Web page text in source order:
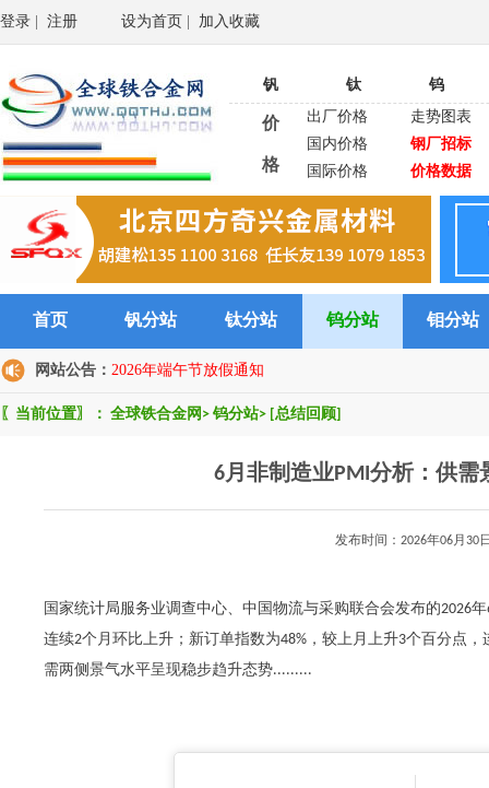
登录 注册 设为首页 加入收藏
钒 钛 钨
价
格
出厂价格
走势图表
国内价格
钢厂招标
国际价格
价格数据
首页 钒分站 钛分站 钨分站 钼分站
网站公告： 2026年端午节放假通知
〖当前位置〗： 全球铁合金网 > 钨分站> [总结回顾]
6月非制造业PMI分析：供
发布时间：2026年06月
国家统计局服务业调查中心、中国物流与采购联合会发布的2026
连续2个月环比上升；新订单指数为48%，较上月上升3个百分点
需两侧景气水平呈现稳步趋升态势.........